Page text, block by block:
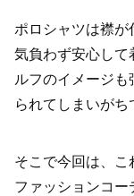
ポロシャツは襟が
気負わず安心して
ルフのイメージも
られてしまいがち
そこで今回は、
ファッションコー